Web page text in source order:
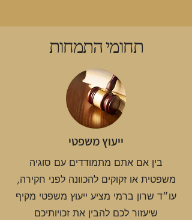
תחומי התמחות
ייעוץ משפטי
בין אם אתם מתמודדים עם סוגיה
משפטית או זקוקים להכוונה לפני חקירה,
עו״ד שרון ברמי מציע ייעוץ משפטי מקיף
שיעזור לכם להבין את זכויותיכם